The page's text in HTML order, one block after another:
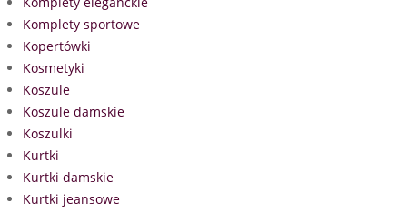
Komplety sportowe
Kopertówki
Kosmetyki
Koszule
Koszule damskie
Koszulki
Kurtki
Kurtki damskie
Kurtki jeansowe